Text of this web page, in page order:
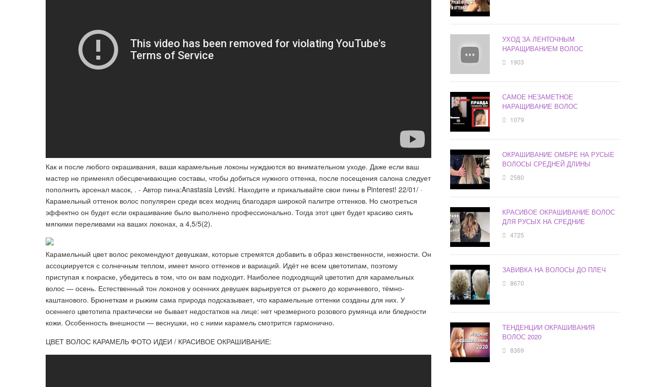
Как и после любого окрашивания, ваши карамельные локоны нуждаются во внимательном уходе. Даже если ваш
мастер не применял обесцвечивающие составы, чтобы добиться нужного оттенка, после посещения салона следует
пополнить арсенал масок, . - Автор пина:Anastasia Levski. Находите и прикалывайте свои пины в Pinterest! 22/01/ ·
Карамельный оттенок волос популярен среди всех модниц благодаря широкой палитре оттенков. Но смотреться
эффектно он будет если окрашивание было выполнено профессионально. Тогда этот цвет будет красиво сиять
мягкими переливами на ваших локонах, а 4,5/5(2).
Карамельный цвет волос рекомендуют девушкам, которые стремятся добавить в образ женственности, нежности. Он
ассоциируется с солнечным теплом, имеет много оттенков и вариаций. Идёт не всем цветотипам, поэтому
приступая к покраске, убедитесь в том, что он вам подходит. Наиболее подходящий цветотип для карамельных
волос — осень. Естественный тон локонов у осенних девушек варьируется от рыжего до коричневого, тёмно-
каштанового. Брюнеткам и рыжим сама природа подсказывает, что карамельные оттенки созданы для них. У
осеннего цветотипа практически не бывает недостатков на лице: нет чрезмерного розового румянца или бледности
кожи. Особенность внешности — веснушки, но с ними карамель смотрится гармонично.
ЦВЕТ ВОЛОС КАРАМЕЛЬ ФОТО ИДЕИ / КРАСИВОЕ ОКРАШИВАНИЕ:
УХОД ЗА ЛЕНТОЧНЫМ
НАРАЩИВАНИЕМ ВОЛОС
1903
САМОЕ НЕЗАМЕТНОЕ
НАРАЩИВАНИЕ ВОЛОС
1079
ОКРАШИВАНИЕ ОМБРЕ НА РУСЫЕ
ВОЛОСЫ СРЕДНЕЙ ДЛИНЫ
2580
КРАСИВОЕ ОКРАШИВАНИЕ ВОЛОС
ДЛЯ РУСЫХ НА СРЕДНИЕ
4725
ЗАВИВКА НА ВОЛОСЫ ДО ПЛЕЧ
8670
ТЕНДЕНЦИИ ОКРАШИВАНИЯ
ВОЛОС 2020
8369